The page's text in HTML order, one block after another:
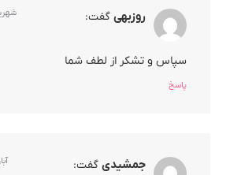
روزبهی گفت: شهریور ۱۶, ۱۴۰۱ در ۶:۱۰ ق٫ظ
سپاس و تشکر از لطف شما
پاسخ
جمشیدی گفت: آبان ۱۴, ۱۴۰۱ در ۱۱:۳۹ ق٫ظ